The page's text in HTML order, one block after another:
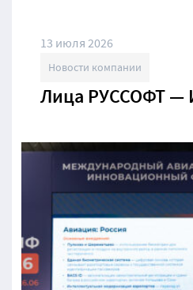
13 июля 2026
Новости компании
Лица РУССОФТ —